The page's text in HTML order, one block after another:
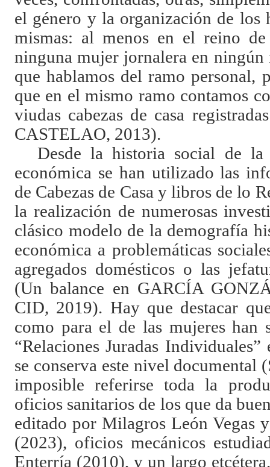
el género y la organización de los
mismas: al menos en el reino
ninguna mujer jornalera en
que hablamos del ramo personal,
que en el mismo ramo contamos
viudas cabezas de casa
CASTELAO, 2013).
Desde la historia social de
económica se han utilizado las
de Cabezas de Casa y libros de lo
la realización de numerosas
clásico modelo de la demografía
económica a problemáticas
agregados domésticos o las
(Un balance en GARCÍA
CID, 2019). Hay que destacar
como para el de las mujeres han
“Relaciones Juradas
se conserva este nivel documental
imposible referirse toda la
oficios sanitarios de los que da
editado por Milagros León Vegas
(2023), oficios mecánicos
Enterría (2010), y un largo